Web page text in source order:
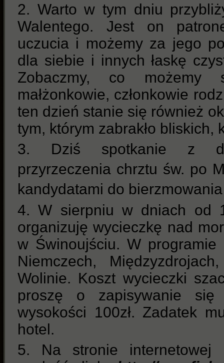
2. Warto w tym dniu
Walentego. Jest on
uczucia i możemy za jego
dla siebie i innych łaskę
Zobaczmy, co możemy
małżonkowie, członkowie
ten dzień stanie się również
tym, którym zabrakło bliskich,
3. Dziś spotkanie z
przyrzeczenia chrztu św. po
kandydatami do
4. W sierpniu w dniach od
organizuję wycieczkę nad
w Świnoujściu. W
Niemczech,
Wolinie. Koszt wycieczki
proszę o zapisywanie
wysokości 100zł. Zadatek
hotel.
5. Na stronie internetowej